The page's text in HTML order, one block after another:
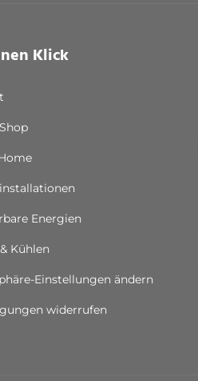
Klick
Energien
Kühlen
Einstellungen ändern
widerrufen